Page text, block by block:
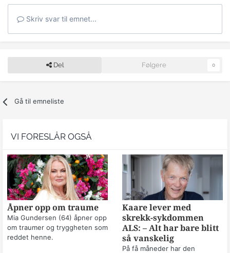
Skriv svar til emnet...
Del Følgere 0
Gå til emneliste
VI FORESLÅR OGSÅ
Åpner opp om traume
Mia Gundersen (64) åpner opp
om traumer og tryggheten som
reddet henne.
Kaare lever med
skrekk-sykdommen
ALS: – Alt har bare blitt
så vanskelig
På få måneder har den